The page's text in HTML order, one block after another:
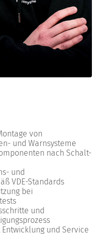
von
und Warnsysteme
nach Schalt-
und
VDE-Standards
bei
und
und Service